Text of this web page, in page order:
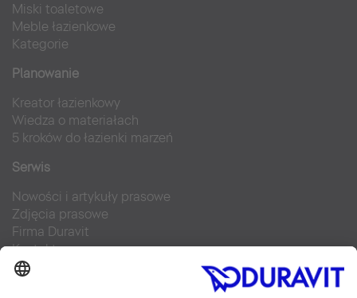
Miski toaletowe
Meble łazienkowe
Kategorie
Planowanie
Kreator łazienkowy
Wiedza o materiałach
5 kroków do łazienki marzeń
Serwis
Nowości i artykuły prasowe
Zdjęcia prasowe
Firma Duravit
Kontakt
Najczęściej zadawane pytania